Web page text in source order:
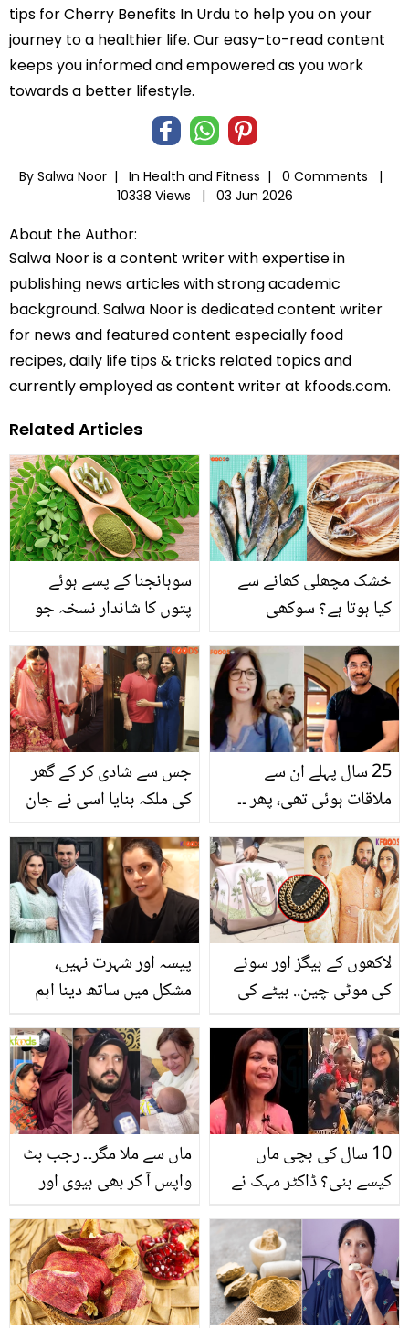
tips for Cherry Benefits In Urdu to help you on your
journey to a healthier life. Our easy-to-read content
keeps you informed and empowered as you work
towards a better lifestyle.
By Salwa Noor | In Health and Fitness |
0 Comments |
10338 Views |
03 Jun 2026
About the Author:
Salwa Noor is a content writer with expertise in
publishing news articles with strong academic
background. Salwa Noor is dedicated content writer
for news and featured content especially food
recipes, daily life tips & tricks related topics and
currently employed as content writer at kfoods.com.
Related Articles
سوہانجنا کے پسے ہوئے
پتوں کا شاندار نسخہ جو
بار استعمال کرنا چاہیں
خشک مچھلی کھانے سے
کیا ہوتا ہے؟ سوکھی
کمالات جس کے بعد آپ تازہ
مچھلی کو بھول جائیں گے
جس سے شادی کر کے گھر
کی ملکہ بنایا اسی نے جان
ایسا کیا ہوا جو بیوی نے
شوہر کو ہی قتل کردیا؟
25 سال پہلے ان سے
ملاقات ہوئی تھی، پھر ۔۔
سے محبت کی کیا وجہ
بتائی؟
پیسہ اور شہرت نہیں،
مشکل میں ساتھ دینا اہم
پہلی بار ذاتی زندگی کے
متعلق بول پڑیں
لاکھوں کے بیگز اور سونے
کی موٹی چین.. بیٹے کی
آنے والوں کو مکیش امبانی
نے تحفے میں کیا کچھ دیا؟
ویڈیو
ماں سے ملا مگر۔۔ رجب بٹ
واپس آ کر بھی بیوی اور
وجہ جان کر صارفین نے
یوٹیوبر کے لتے لے لیئے
10 سال کی بچی ماں
کیسے بنی؟ ڈاکٹر مہک نے
دردناک کہانی سنا کر سب
کو رنجیدہ کردیا